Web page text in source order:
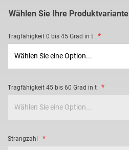
Wählen Sie Ihre Produktvariante
Tragfähigkeit 0 bis 45 Grad in t
Tragfähigkeit 45 bis 60 Grad in t
Strangzahl